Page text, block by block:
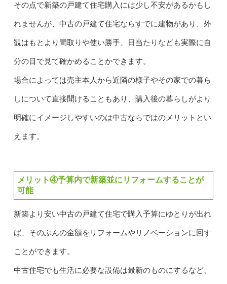
その点で新築の戸建て住宅購入には少し不安があるかもし
れませんが、中古の戸建て住宅ならすでに建物があり、外
観はもとより間取りや使い勝手、日当たりなども実際に自
分の目で見て確かめることかできます。
場合によっては売主本人から近隣の様子やその家での暮ら
しについて直接聞けることもあり、購入後の暮らしがより
明確にイメージしやすいのは中古ならではのメリットとい
えます。
メリット④予算内で新築並にリフォームすることが
可能
新築より安い中古の戸建て住宅で購入予算にゆとりが出れ
ば、そのぶんの金額をリフォームやリノベーションに回す
ことができます。
中古住宅でも生活に必要な設備は最新のものにするなど、